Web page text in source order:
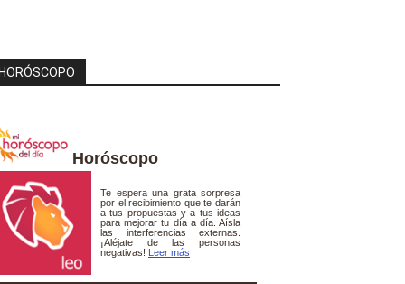
Horóscopo